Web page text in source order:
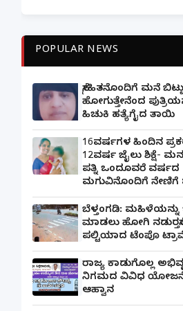
POPULAR NEWS
ಸ್ನೇಹಿತನೊಂದಿಗೆ ಮನೆ
ಹೋಗುತ್ತೇನೆಂದ
ಹಿಚುಕಿ ಹತ್ಯೆಗೈದ ತಾಯಿ
16ವರ್ಷಗಳ ಹಿಂದಿನ
12ವರ್ಷ ಜೈಲು ಶಿಕ್ಷೆ-
ಪತ್ನಿ ಒಂದೂವರೆ ವರ್ಷದ
ಮಗುವಿನೊಂದಿಗೆ ನೇಣಿಗೆ
ಬೆಳ್ತಂಗಡಿ:
ಮಾಡಲು ಹೋಗಿ
ಪಲ್ಟಿಯಾದ ಟೆಂಪೊ
ರಾಜ್ಯ ಕಾಡುಗೊಲ್ಲ
ನಿಗಮದ ವಿವಿಧ ಯೋಜನೆ
ಆಹ್ವಾನ